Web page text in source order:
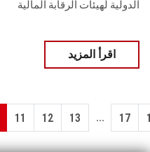
الدولية لهيئات الرقابة المالية
اقرأ المزيد
11 12 13 ... 17